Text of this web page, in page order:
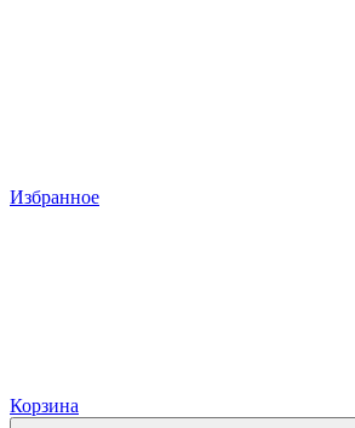
Избранное
Корзина